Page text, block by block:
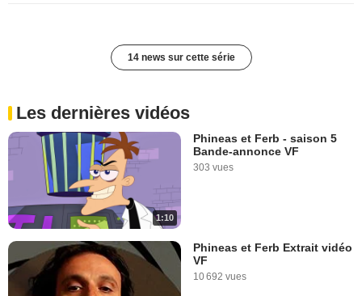
14 news sur cette série
Les dernières vidéos
1:10
Phineas et Ferb - saison 5
Bande-annonce VF
303 vues
Phineas et Ferb Extrait vidéo
VF
10 692 vues